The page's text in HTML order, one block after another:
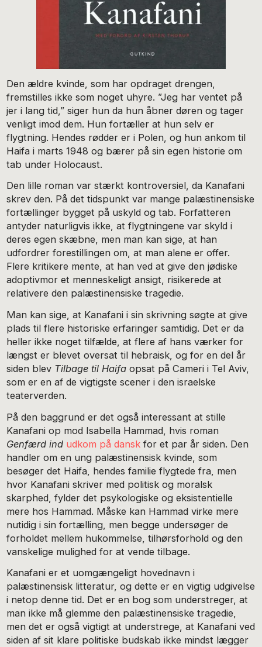
Den ældre kvinde, som har opdraget drengen,
fremstilles ikke som noget uhyre. ”Jeg har ventet på
jer i lang tid,” siger hun da hun åbner døren og tager
venligt imod dem. Hun fortæller at hun selv er
flygtning. Hendes rødder er i Polen, og hun ankom til
Haifa i marts 1948 og bærer på sin egen historie om
tab under Holocaust.
Den lille roman var stærkt kontroversiel, da Kanafani
skrev den. På det tidspunkt var mange palæstinensiske
fortællinger bygget på uskyld og tab. Forfatteren
antyder naturligvis ikke, at flygtningene var skyld i
deres egen skæbne, men man kan sige, at han
udfordrer forestillingen om, at man alene er offer.
Flere kritikere mente, at han ved at give den jødiske
adoptivmor et menneskeligt ansigt, risikerede at
relativere den palæstinensiske tragedie.
Man kan sige, at Kanafani i sin skrivning søgte at give
plads til flere historiske erfaringer samtidig. Det er da
heller ikke noget tilfælde, at flere af hans værker for
længst er blevet oversat til hebraisk, og for en del år
siden blev Tilbage til Haifa opsat på Cameri i Tel Aviv,
som er en af de vigtigste scener i den israelske
teaterverden.
På den baggrund er det også interessant at stille
Kanafani op mod Isabella Hammad, hvis roman
Genfærd ind udkom på dansk for et par år siden. Den
handler om en ung palæstinensisk kvinde, som
besøger det Haifa, hendes familie flygtede fra, men
hvor Kanafani skriver med politisk og moralsk
skarphed, fylder det psykologiske og eksistentielle
mere hos Hammad. Måske kan Hammad virke mere
nutidig i sin fortælling, men begge undersøger de
forholdet mellem hukommelse, tilhørsforhold og den
vanskelige mulighed for at vende tilbage.
Kanafani er et uomgængeligt hovednavn i
palæstinensisk litteratur, og dette er en vigtig udgivelse
i netop denne tid. Det er en bog som understreger, at
man ikke må glemme den palæstinensiske tragedie,
men det er også vigtigt at understrege, at Kanafani ved
siden af sit klare politiske budskab ikke mindst lægger